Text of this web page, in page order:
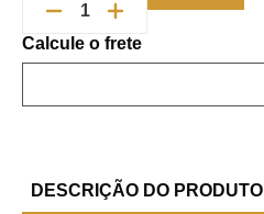
DESCRIÇÃO DO PRODUTO